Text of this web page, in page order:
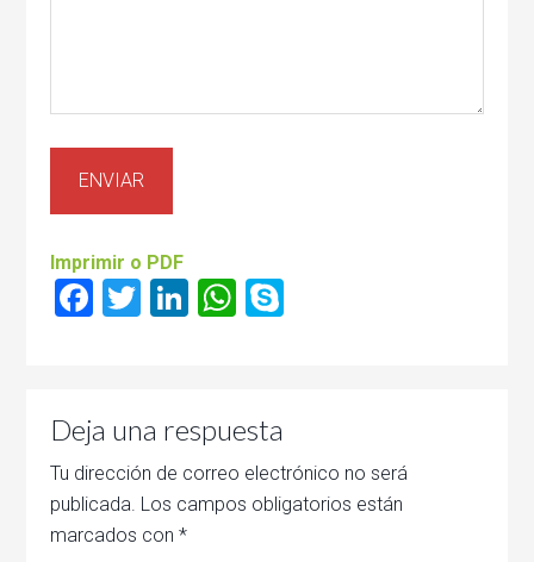
Imprimir o PDF
Facebook
Twitter
LinkedIn
WhatsApp
Deja una respuesta
Tu dirección de correo electrónico no será
publicada. Los campos obligatorios están
marcados con*